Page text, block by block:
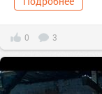
0 3